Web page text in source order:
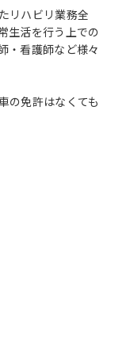
リハビリ業務全
生活を行う上での
・看護師など様々
の免許はなくても